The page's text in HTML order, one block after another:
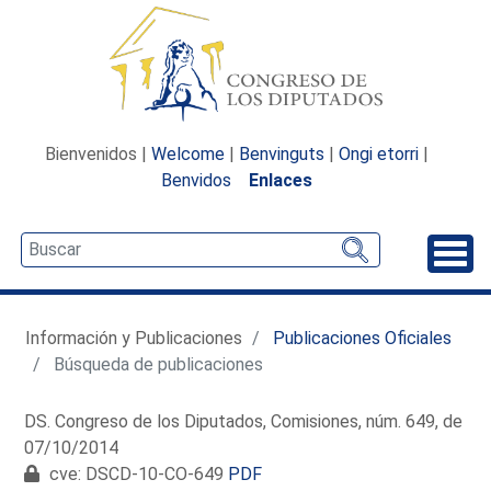
Bienvenidos | Welcome | Benvinguts | Ongi etorri |
Benvidos
Enlaces
Información y Publicaciones
Publicaciones Oficiales
Búsqueda de publicaciones
DS. Congreso de los Diputados, Comisiones, núm. 649, de
07/10/2014
cve: DSCD-10-CO-649 PDF